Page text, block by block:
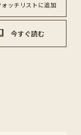
ォッチリストに追加
今すぐ読む